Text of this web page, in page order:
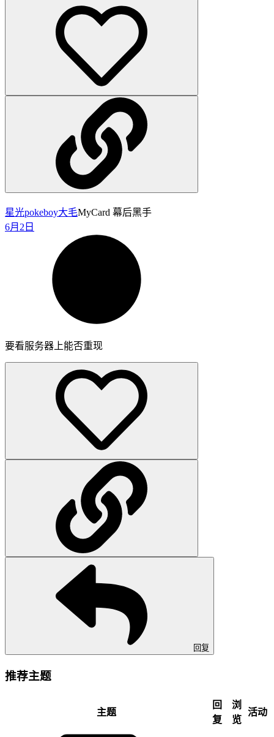
星光pokeboy大毛MyCard 幕后黑手
6月2日
要看服务器上能否重现
回复
推荐主题
主题
回
复
浏
览
活动